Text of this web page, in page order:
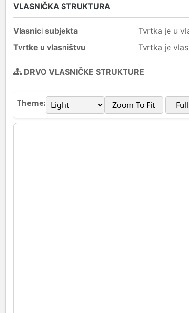
VLASNIČKA STRUKTURA
Vlasnici subjekta
Tvrtka je u
Tvrtke u vlasništvu
Tvrtka je
DRVO VLASNIČKE STRUKTURE
Theme: Zoom To Fit